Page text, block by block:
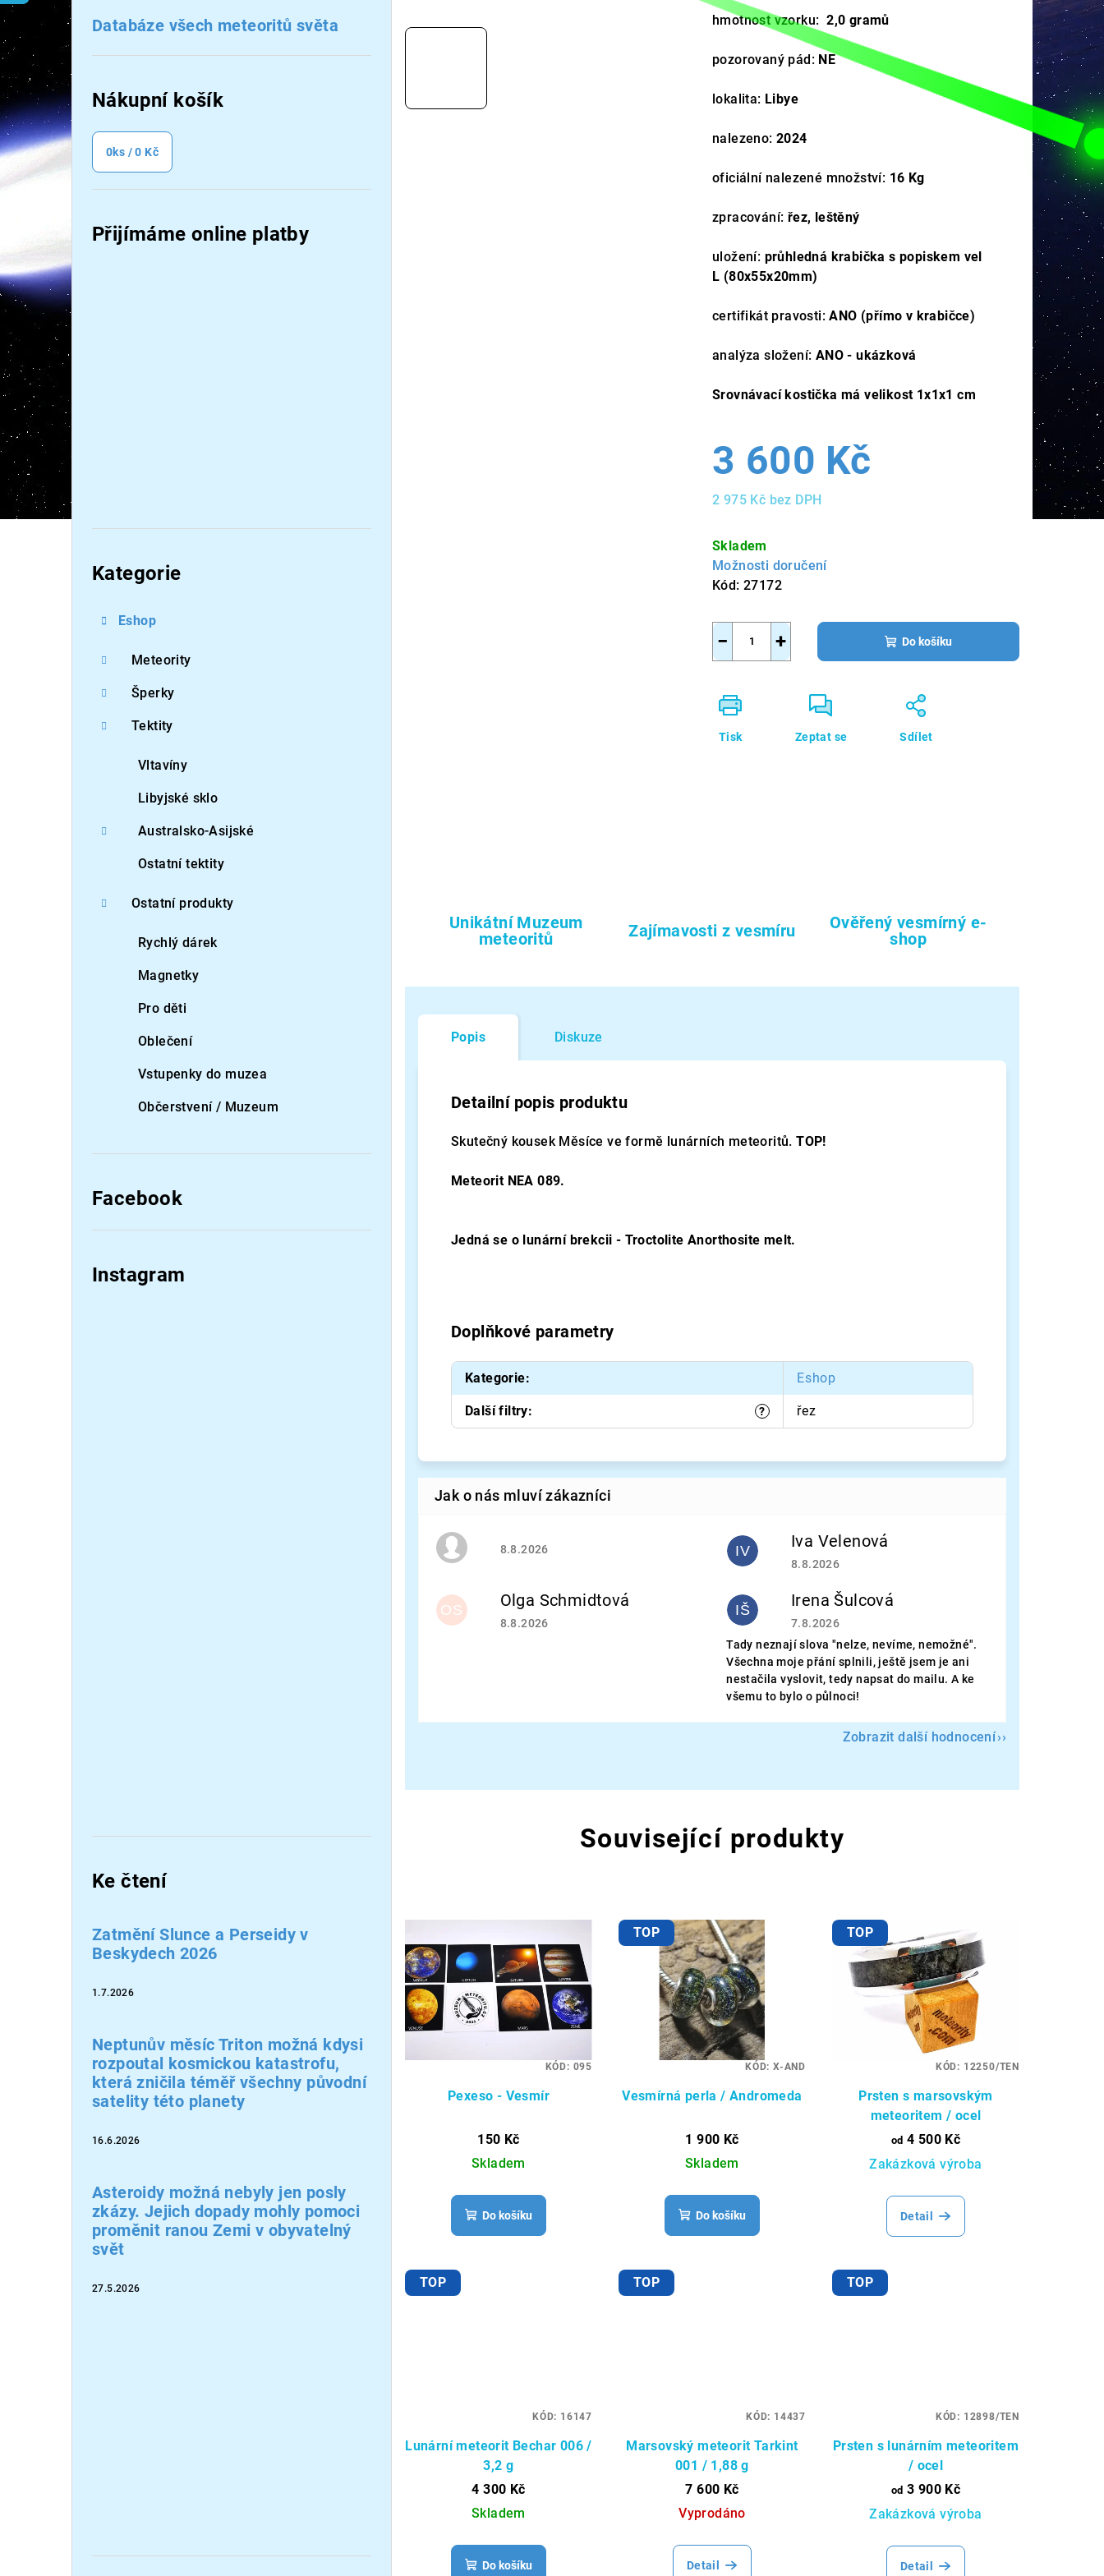
í
p
a
Databáze všech meteoritů světa
Nákupní košík
0ks /0 Kč
Přijímáme online platby
Kategorie
Eshop
Meteority
Šperky
Tektity
Vltavíny
Libyjské sklo
Australsko-Asijské
Ostatní tektity
Ostatní produkty
Rychlý dárek
Magnetky
Pro děti
Oblečení
Vstupenky do muzea
Občerstvení / Muzeum
Facebook
Instagram
Ke čtení
Zatmění Slunce a Perseidy v
Beskydech 2026
1.7.2026
Neptunův měsíc Triton možná kdysi
rozpoutal kosmickou katastrofu,
která zničila téměř všechny původní
satelity této planety
16.6.2026
Asteroidy možná nebyly jen posly
zkázy. Jejich dopady mohly pomoci
proměnit ranou Zemi v obyvatelný
svět
27.5.2026
hmotnost vzorku: 2,0 gramů
pozorovaný pád: NE
lokalita: Libye
nalezeno: 2024
oficiální nalezené množství: 16 Kg
zpracování: řez, leštěný
uložení: průhledná krabička s popiskem vel
L (80x55x20mm)
certifikát pravosti: ANO (přímo v krabičce)
analýza složení: ANO - ukázková
Srovnávací kostička má velikost 1x1x1 cm
3 600 Kč
2 975 Kč bez DPH
cena:
Skladem
Možnosti doručení
Kód: 27172
+
− Do košíku
Tisk Zeptat se Sdílet
Unikátní Muzeum
meteoritů
Zajímavosti z vesmíru
Ověřený vesmírný e-
shop
Popis Diskuze
Detailní popis produktu
Skutečný kousek Měsíce ve formě lunárních meteoritů. TOP!
Meteorit NEA 089.
Jedná se o lunární brekcii - Troctolite Anorthosite melt.
Doplňkové parametry
Kategorie: Eshop
?
Další filtry: řez
Hodnocení obchodu je 5 z 5 hvězdiček.
8.8.2026 IV Iva Velenová
Hodnocení obchodu je 5 z 5 hvězdiček.
8.8.2026
OS Olga Schmidtová
Hodnocení obchodu je 5 z 5 hvězdiček.
8.8.2026
IŠ Irena Šulcová
Hodnocení obchodu je 5 z 5 hvězdiček.
7.8.2026
Tady neznají slova "nelze, nevíme, nemožné".
Všechna moje přání splnili, ještě jsem je ani
nestačila vyslovit, tedy napsat do mailu. A ke
všemu to bylo o půlnoci!
Zobrazit další hodnocení
Související produkty
Pexeso - Vesmír
150 Kč
Skladem
Do košíku
KÓD: 095
TOP
Vesmírná perla / Andromeda
1 900 Kč
Skladem
Do košíku
KÓD: X-AND
TOP
Prsten s marsovským
meteoritem / ocel
od 4 500 Kč
Zakázková výroba
Detail
KÓD: 12250/TEN
TOP
Lunární meteorit Bechar 006 /
3,2 g
4 300 Kč
Skladem
Do košíku
KÓD: 16147
TOP
Marsovský meteorit Tarkint
001 / 1,88 g
7 600 Kč
Vyprodáno
Detail
KÓD: 14437
TOP
Prsten s lunárním meteoritem
/ ocel
od 3 900 Kč
Zakázková výroba
Detail
KÓD: 12898/TEN